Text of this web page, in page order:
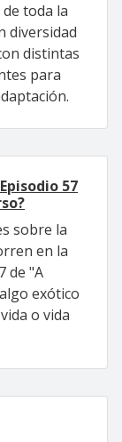
toda la
diversidad
distintas
para
57
sobre la
en la
de "A
exótico
o vida